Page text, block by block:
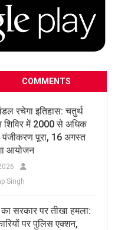
COMMENTS
रचेगा इतिहास: चतुर्थ
शिविर में 2000 से अधिक
पंजीकरण पूरा, 16 अगस्त
आयोजन
Singh
सरकार पर तीखा हमला:
पर पुलिस एक्शन,